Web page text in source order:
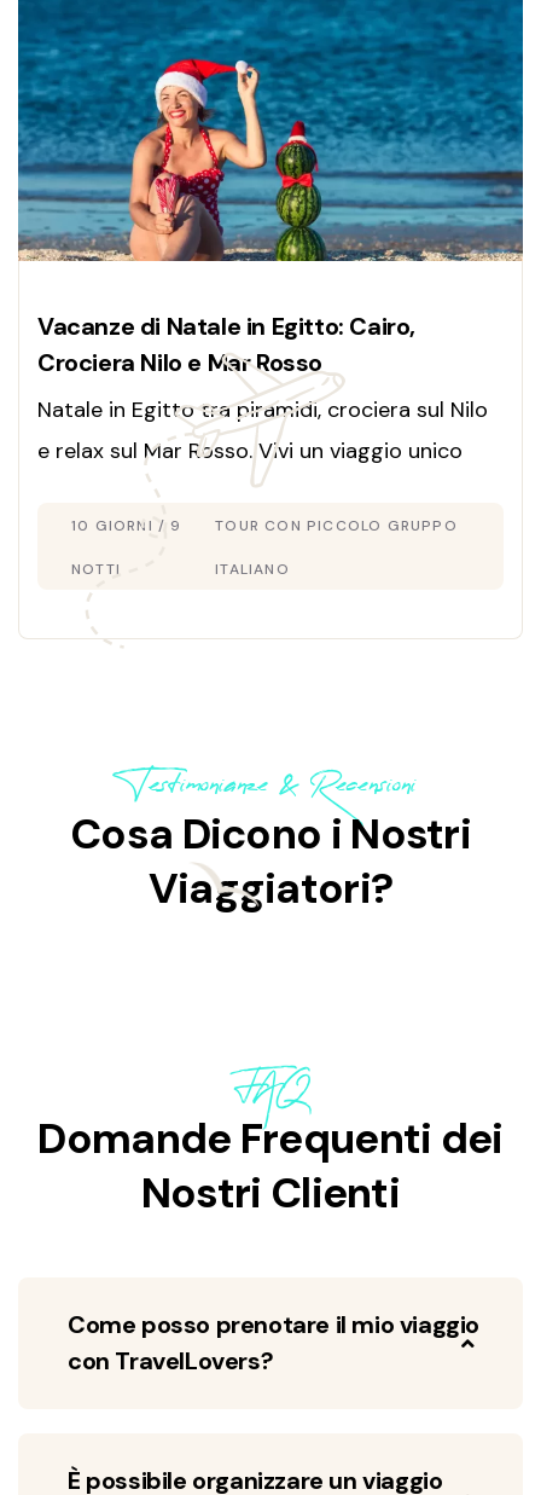
Vacanze di Natale in Egitto: Cairo,
Crociera Nilo e Mar Rosso
Natale in Egitto tra piramidi, crociera sul Nilo
e relax sul Mar Rosso. Vivi un viaggio unico
durante le feste. Scopri l’itinerario ora!
10 GIORNI / 9
NOTTI
TOUR CON PICCOLO GRUPPO
ITALIANO
Testimonianze & Recensioni
Cosa Dicono i Nostri
Viaggiatori?
FAQ
Domande Frequenti dei
Nostri Clienti
Come posso prenotare il mio viaggio
con TravelLovers?
È possibile organizzare un viaggio